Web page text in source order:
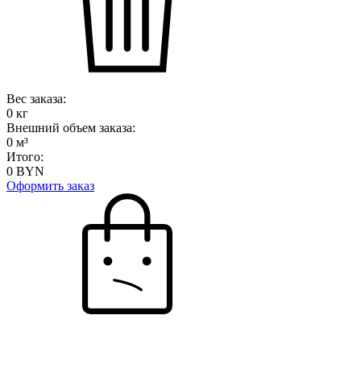
Вес заказа:
0 кг
Внешний объем заказа:
0 м³
Итого:
0 BYN
Оформить заказ